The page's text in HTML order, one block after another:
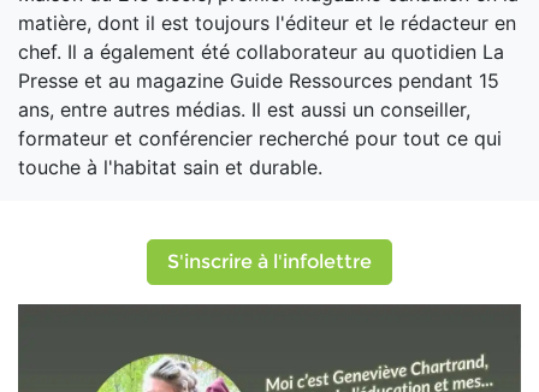
matière, dont il est toujours l'éditeur et le rédacteur en
chef. Il a également été collaborateur au quotidien La
Presse et au magazine Guide Ressources pendant 15
ans, entre autres médias. Il est aussi un conseiller,
formateur et conférencier recherché pour tout ce qui
touche à l'habitat sain et durable.
S'inscrire à l'infolettre